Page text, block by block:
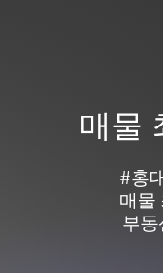
매물
#홍
매물
부